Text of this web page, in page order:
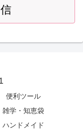
便利ツール
雑学・知恵袋
ハンドメイド